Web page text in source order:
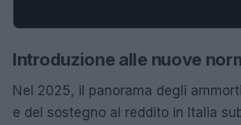
Introduzione alle nuove
Nel 2025, il panorama degli
e del sostegno al reddito in Italia